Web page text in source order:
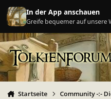
Zu Inhalt springen
In der App anschauen
Greife bequemer auf unsere
Startseite Community -:-